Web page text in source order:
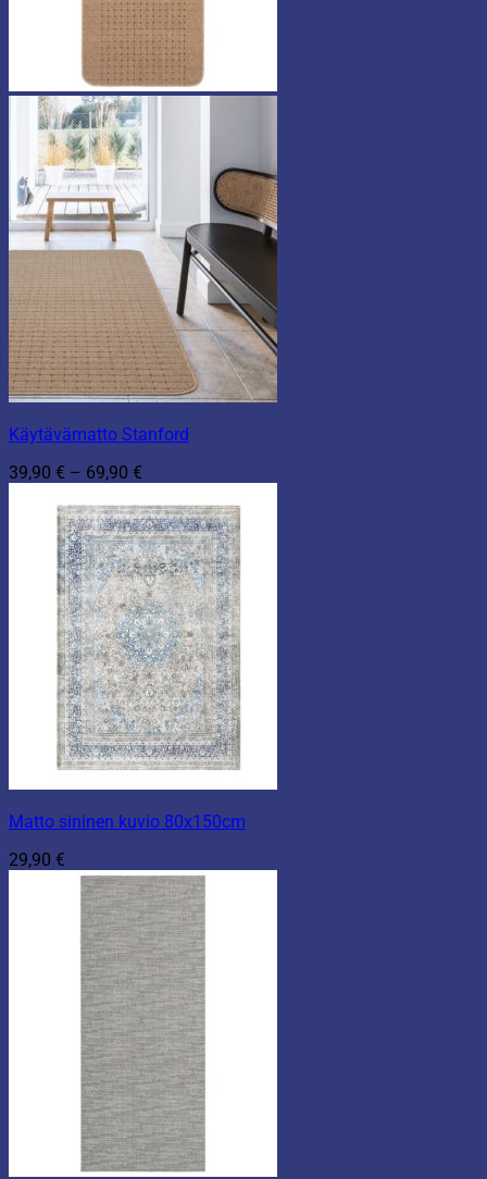
Käytävämatto Stanford
39,90 € – 69,90 €
-
69,90 €
Matto sininen kuvio 80x150cm
29,90 €